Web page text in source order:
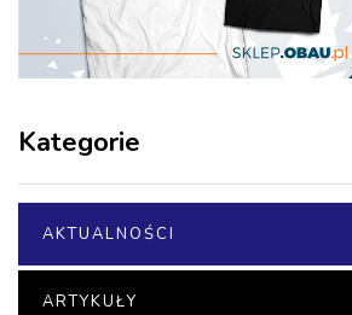
Kategorie
AKTUALNOŚCI
ARTYKUŁY